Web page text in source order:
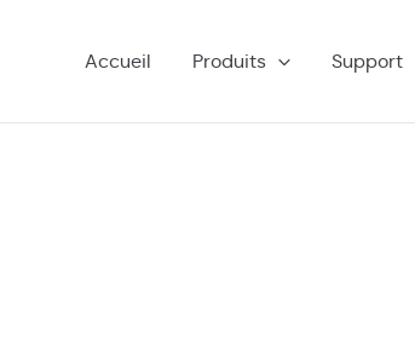
Accueil Produits Support